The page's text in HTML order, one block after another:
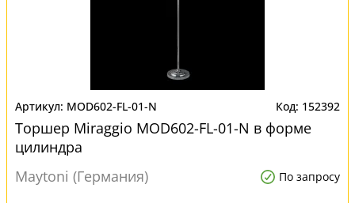
MOD602-FL-01-N 152392
Торшер Miraggio MOD602-FL-01-N в форме
цилиндра
Maytoni (Германия)
По запросу